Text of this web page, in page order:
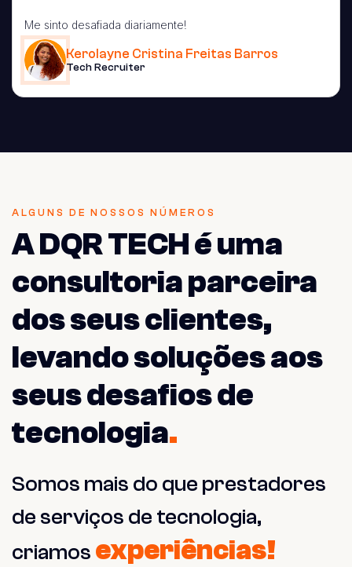
Me sinto desafiada diariamente!
Kerolayne Cristina Freitas Barros
Tech Recruiter
ALGUNS DE NOSSOS NÚMEROS
A DQR TECH é uma
consultoria parceira
dos seus clientes,
levando soluções aos
seus desafios de
tecnologia.
Somos mais do que prestadores
de serviços de tecnologia,
criamos experiências!